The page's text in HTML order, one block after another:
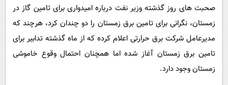
سرگرمی
فناوری
گوناگون
روانشناسی
آشپزی
صحبت های روز گذشته وزیر نفت درباره امیدواری برای تامین گاز در
زمستان، نگرانی برای تامین برق زمستان را دو چندان کرد، هرچند که
مدیرعامل شرکت برق حرارتی اعلام کرده که از ماه گذشته تدابیر برای
تامین برق زمستان آغاز شده اما همچنان احتمال وقوع خاموشی
زمستان وجود دارد.